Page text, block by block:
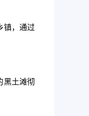
镇，通过
黑土滩彻